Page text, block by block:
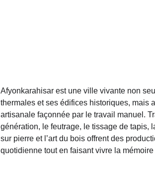
Afyonkarahisar est une ville vivante non
thermales et ses édifices historiques, mais
artisanale façonnée par le travail manuel.
génération, le feutrage, le tissage de tapis,
sur pierre et l’art du bois offrent des
quotidienne tout en faisant vivre la